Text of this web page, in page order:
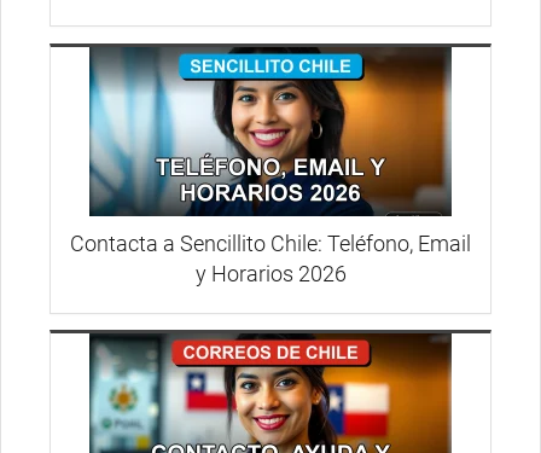
Contacta a Sencillito Chile: Teléfono, Email
y Horarios 2026